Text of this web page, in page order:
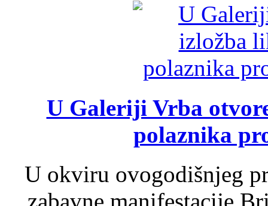
U Galeriji Vrba
polaznika
U okviru ovogodišnjeg